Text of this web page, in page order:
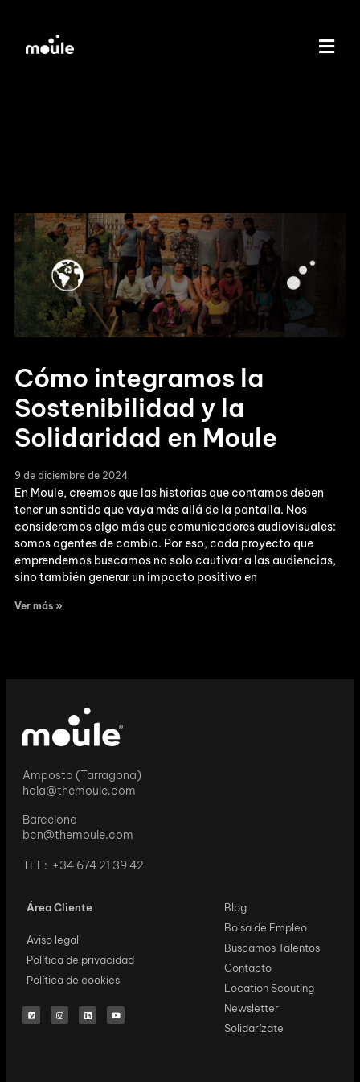
Cómo integramos la
Sostenibilidad y la
Solidaridad en Moule
9 de diciembre de 2024
En Moule, creemos que las historias que contamos deben
tener un sentido que vaya más allá de la pantalla. Nos
consideramos algo más que comunicadores audiovisuales:
somos agentes de cambio. Por eso, cada proyecto que
emprendemos buscamos no solo cautivar a las audiencias,
sino también generar un impacto positivo en
Ver más »
Amposta (Tarragona)
hola@themoule.com
Barcelona
bcn@themoule.com
TLF: +34 674 21 39 42
Área Cliente
Aviso legal
Política de privacidad
Política de cookies
Blog
Bolsa de Empleo
Buscamos Talentos
Contacto
Location Scouting
Newsletter
Solidarízate